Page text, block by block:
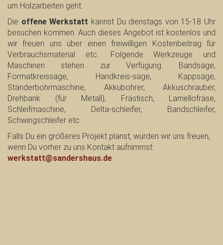
um Holzarbeiten geht.
Die offene Werkstatt kannst Du dienstags von 15-18 Uhr
besuchen kommen. Auch dieses Angebot ist kostenlos und
wir freuen uns über einen freiwilligen Kostenbeitrag für
Verbrauchsmaterial etc.. Folgende Werkzeuge und
Maschinen stehen zur Verfügung: Bandsäge,
Formatkreissäge, Handkreis-säge, Kappsäge,
Ständerbohrmaschine, Akkubohrer, Akkuschrauber,
Drehbank (für Metall), Frästisch, Lamellofräse,
Schleifmaschine, Delta-schleifer, Bandschleifer,
Schwingschleifer etc.
Falls Du ein größeres Projekt planst, würden wir uns freuen,
wenn Du vorher zu uns Kontakt aufnimmst:
werkstatt@sandershaus.de